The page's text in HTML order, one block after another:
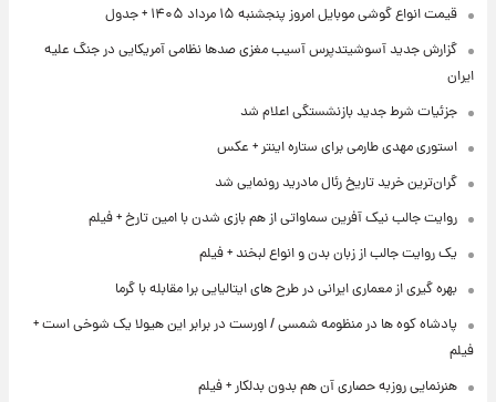
قیمت انواع گوشی موبایل امروز پنجشنبه ۱۵ مرداد ۱۴۰۵ + جدول
گزارش جدید آسوشیتدپرس آسیب مغزی صدها نظامی آمریکایی در جنگ علیه
ایران
جزئیات شرط جدید بازنشستگی اعلام شد
استوری مهدی طارمی برای ستاره اینتر + عکس
گران‌ترین خرید تاریخ رئال مادرید رونمایی شد
روایت جالب نیک آفرین سماواتی از هم بازی شدن با امین تارخ + فیلم
یک روایت جالب از زبان بدن و انواع لبخند + فیلم
بهره گیری از معماری ایرانی در طرح های ایتالیایی برا مقابله با گرما
پادشاه کوه ها در منظومه شمسی / اورست در برابر این هیولا یک شوخی است +
فیلم
هنرنمایی روزبه حصاری آن هم بدون بدلکار + فیلم